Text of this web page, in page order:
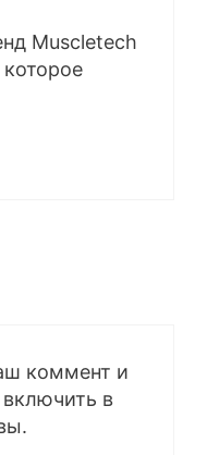
Muscletech
коммент и
включить в